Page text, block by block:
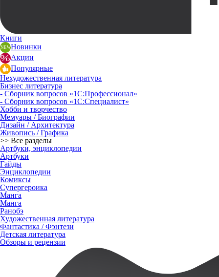
Книги
Новинки
Акции
Популярные
Нехудожественная литература
Бизнес литература
- Сборник вопросов «1С:Профессионал»
- Сборник вопросов «1С:Специалист»
Хобби и творчество
Мемуары / Биографии
Дизайн / Архитектура
Живопись / Графика
>> Все разделы
Артбуки, энциклопедии
Артбуки
Гайды
Энциклопедии
Комиксы
Супергероика
Манга
Манга
Ранобэ
Художественная литература
Фантастика / Фэнтези
Детская литература
Обзоры и рецензии